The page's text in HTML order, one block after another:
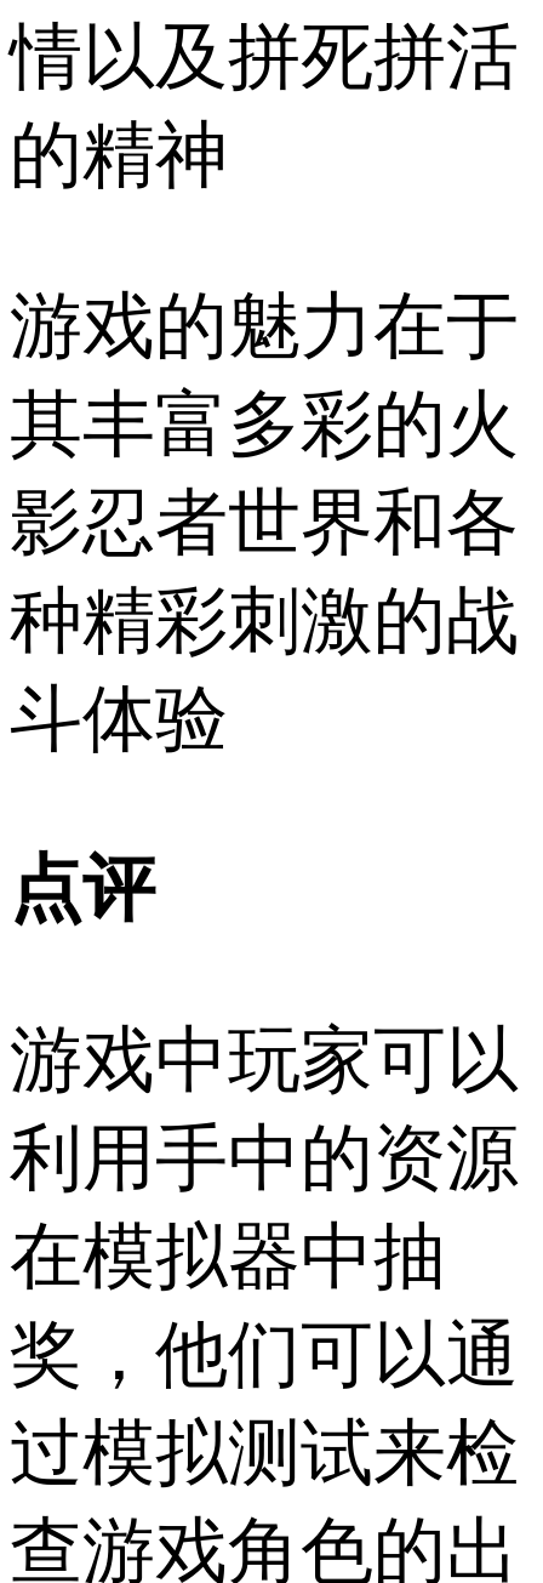
情以及拼死拼活
的精神
游戏的魅力在于
其丰富多彩的火
影忍者世界和各
种精彩刺激的战
斗体验
点评
游戏中玩家可以
利用手中的资源
在模拟器中抽
奖，他们可以通
过模拟测试来检
查游戏角色的出